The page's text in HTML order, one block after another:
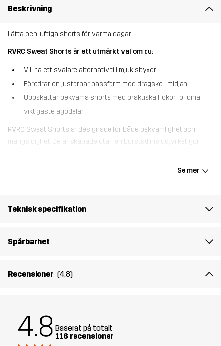
Beskrivning
Lätta och luftiga shorts för varma dagar.
RVRC Sweat Shorts är ett utmärkt val om du:
Vill ha ett svalare alternativ till mjukisbyxor
Föredrar en justerbar passform med dragsko i midjan
Uppskattar bekväma shorts med praktiska fickor för dina
viktigaste ägodelar
RVRC Sweat Shorts är designade för både bekvämlighet och
mångsidighet. De är skapade utan en borstad insida, vilket gör
mest bekväma val för varmare väder.
Vikt 303g i storlek M
Se mer
Teknisk specifikation
Spårbarhet
Recensioner (4.8)
4.8 Baserat på totalt
116 recensioner